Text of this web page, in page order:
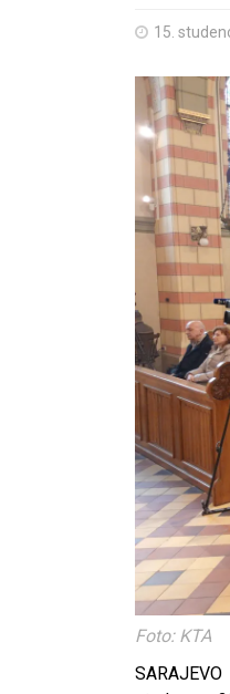
15.
Foto: KTA